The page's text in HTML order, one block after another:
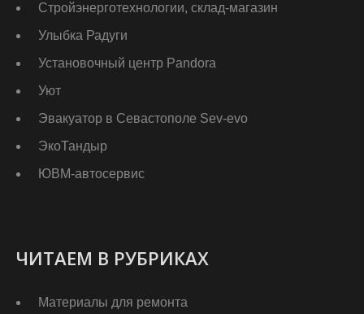
Стройэнерготехнологии, склад-магазин
Улыбка Радуги
Установочный центр Pandora
Уют
Эвакуатор в Севастополе Sev-evo
ЭкоТандыр
ЮВМ-автосервис
ЧИТАЕМ В РУБРИКАХ
Материалы для ремонта